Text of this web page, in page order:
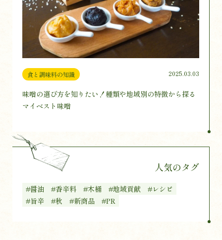
食と調味料の知識 2025.03.03
味噌の選び方を知りたい！種類や地域別の特徴から探る
マイベスト味噌
人気のタグ
#醤油 #香辛料 #木桶 #地域貢献
#レシピ
#旨辛
#秋 #新商品 #PR